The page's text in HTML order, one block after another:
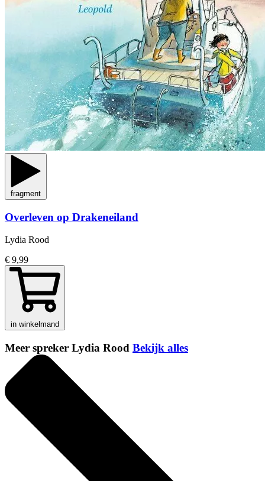
fragment
Overleven op Drakeneiland
Lydia Rood
€ 9,99
in winkelmand
Meer spreker Lydia Rood Bekijk alles